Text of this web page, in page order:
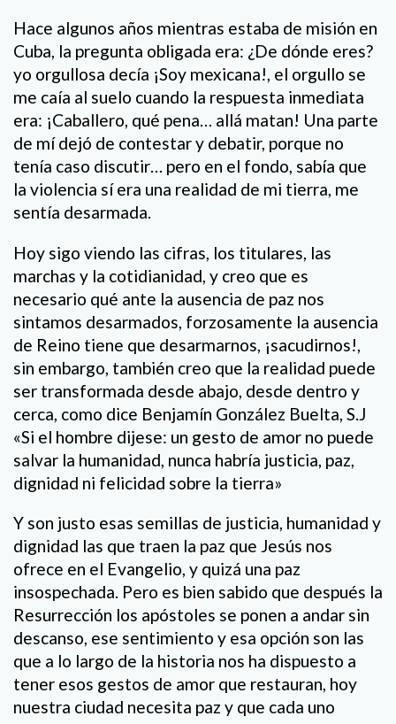
Hace algunos años mientras estaba de misión en
Cuba, la pregunta obligada era: ¿De dónde eres?
yo orgullosa decía ¡Soy mexicana!, el orgullo se
me caía al suelo cuando la respuesta inmediata
era: ¡Caballero, qué pena… allá matan! Una parte
de mí dejó de contestar y debatir, porque no
tenía caso discutir… pero en el fondo, sabía que
la violencia sí era una realidad de mi tierra, me
sentía desarmada.
Hoy sigo viendo las cifras, los titulares, las
marchas y la cotidianidad, y creo que es
necesario qué ante la ausencia de paz nos
sintamos desarmados, forzosamente la ausencia
de Reino tiene que desarmarnos, ¡sacudirnos!,
sin embargo, también creo que la realidad puede
ser transformada desde abajo, desde dentro y
cerca, como dice Benjamín González Buelta, S.J
«Si el hombre dijese: un gesto de amor no puede
salvar la humanidad, nunca habría justicia, paz,
dignidad ni felicidad sobre la tierra»
Y son justo esas semillas de justicia, humanidad y
dignidad las que traen la paz que Jesús nos
ofrece en el Evangelio, y quizá una paz
insospechada. Pero es bien sabido que después la
Resurrección los apóstoles se ponen a andar sin
descanso, ese sentimiento y esa opción son las
que a lo largo de la historia nos ha dispuesto a
tener esos gestos de amor que restauran, hoy
nuestra ciudad necesita paz y que cada uno